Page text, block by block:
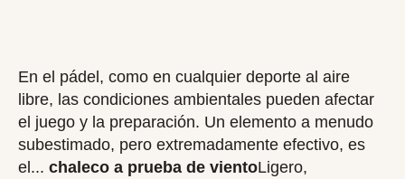
En el pádel, como en cualquier deporte al aire
libre, las condiciones ambientales pueden afectar
el juego y la preparación. Un elemento a menudo
subestimado, pero extremadamente efectivo, es
el... chaleco a prueba de vientoLigero,